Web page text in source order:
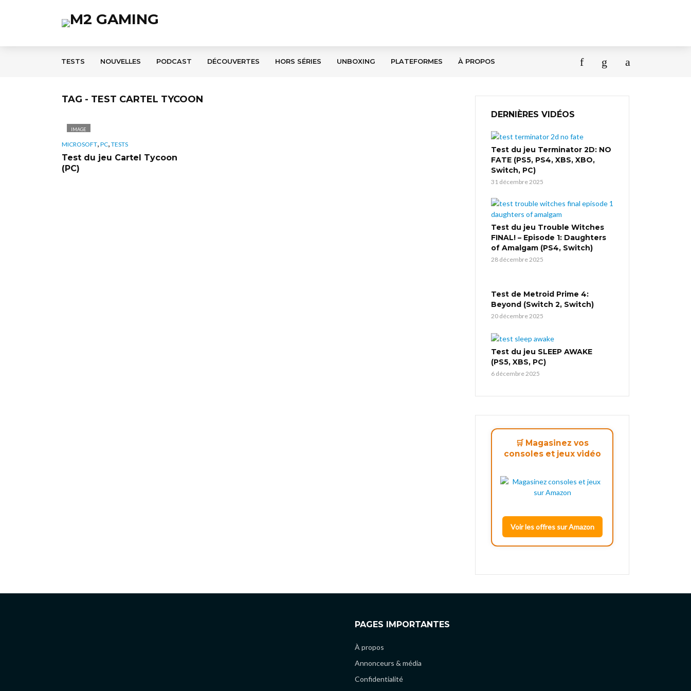
TESTS NOUVELLES PODCAST DÉCOUVERTES HORS SÉRIES UNBOXING PLATEFORMES À PROPOS
TAG - TEST CARTEL TYCOON
IMAGE
MICROSOFT, PC, TESTS
Test du jeu Cartel Tycoon
(PC)
DERNIÈRES VIDÉOS
Test du jeu Terminator 2D: NO
FATE (PS5, PS4, XBS, XBO,
Switch, PC)
31 décembre 2025
Test du jeu Trouble Witches
FINAL! – Episode 1: Daughters
of Amalgam (PS4, Switch)
28 décembre 2025
Test de Metroid Prime 4:
Beyond (Switch 2, Switch)
20 décembre 2025
Test du jeu SLEEP AWAKE
(PS5, XBS, PC)
6 décembre 2025
🛒 Magasinez vos
consoles et jeux vidéo
Voir les offres sur Amazon
PAGES IMPORTANTES
À propos
Annonceurs & média
Confidentialité